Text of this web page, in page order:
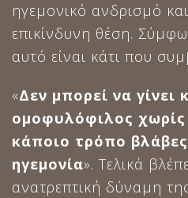
ηγεμονικό ανδρισμό
επικίνδυνη θέση.
αυτό είναι κάτι που
«Δεν μπορεί να γίνει
ομοφυλόφιλος
κάποιο τρόπο
ηγεμονία». Τελικά
ανατρεπτική δύναμη